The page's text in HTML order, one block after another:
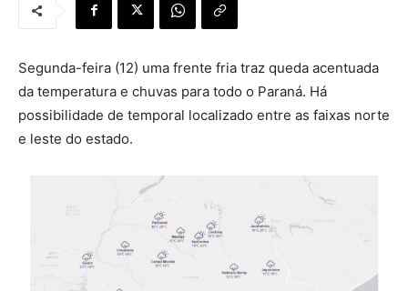
Segunda-feira (12) uma frente fria traz queda acentuada
da temperatura e chuvas para todo o Paraná. Há
possibilidade de temporal localizado entre as faixas norte
e leste do estado.